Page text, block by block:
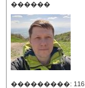
������
���������: 116